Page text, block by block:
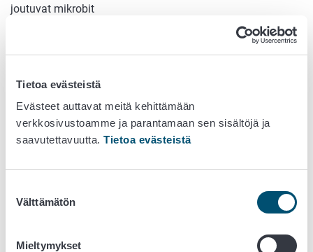
Tietoa evästeistä
Evästeet auttavat meitä kehittämään
verkkosivustoamme ja parantamaan sen sisältöjä ja
saavutettavuutta. Tietoa evästeistä
valinta
Välttämätön
Mieltymykset
joutuvat mikrobit
Näiltä sivuilta löytyy tietoa eri elintarvikkeidensäilytys- ja
kypsennyslämpötiloistasekä hyödyllisiä vinkkejä